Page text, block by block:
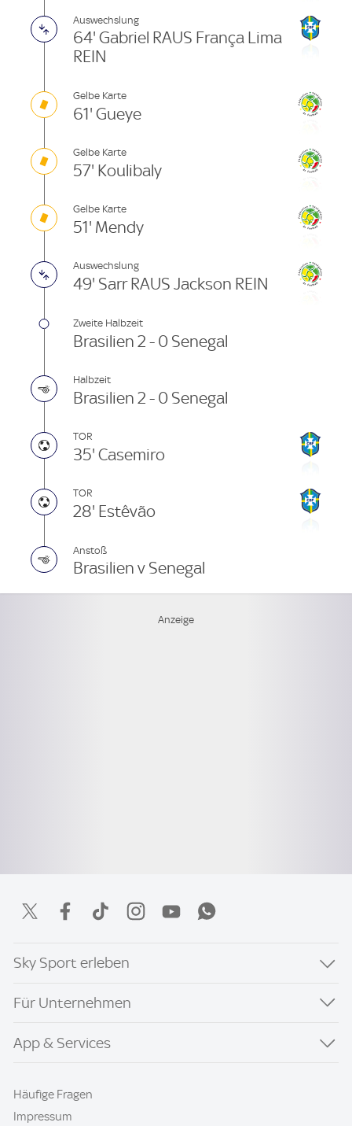
Auswechslung
64' Gabriel RAUS França Lima
REIN
Gelbe Karte
61' Gueye
Gelbe Karte
57' Koulibaly
Gelbe Karte
51' Mendy
Auswechslung
49' Sarr RAUS Jackson REIN
Zweite Halbzeit
Brasilien 2 - 0 Senegal
Halbzeit
Brasilien 2 - 0 Senegal
TOR
35' Casemiro
TOR
28' Estêvão
Anstoß
Brasilien v Senegal
Sky Sport erleben
Für Unternehmen
App & Services
Häufige Fragen
Impressum